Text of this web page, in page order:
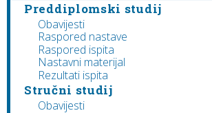
Preddiplomski studij
Obavijesti
Raspored nastave
Raspored ispita
Nastavni materijal
Rezultati ispita
Stručni studij
Obavijesti